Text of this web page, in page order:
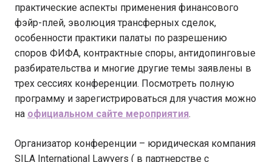
практические аспекты применения финансового
фэйр-плей, эволюция трансферных сделок,
особенности практики палаты по разрешению
споров ФИФА, контрактные споры, антидопинговые
разбирательства и многие другие темы заявлены в
трех сессиях конференции. Посмотреть полную
программу и зарегистрироваться для участия можно
на официальном сайте мероприятия.
Организатор конференции – юридическая компания
SILA International Lawyers ( в партнерстве с